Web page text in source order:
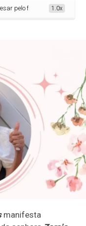
pelo falecimento de
1.0x
manifesta